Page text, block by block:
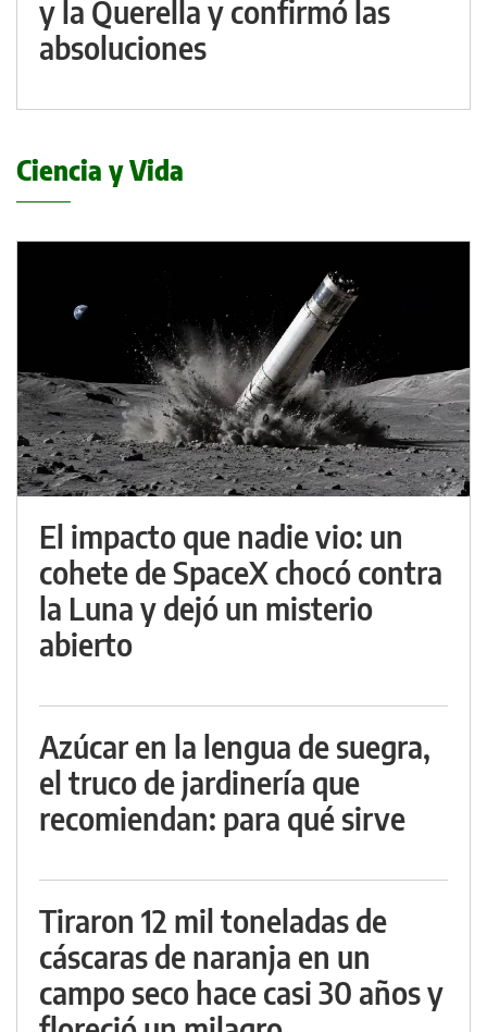
y la Querella y confirmó las
absoluciones
Ciencia y Vida
El impacto que nadie vio: un
cohete de SpaceX chocó contra
la Luna y dejó un misterio
abierto
Azúcar en la lengua de suegra,
el truco de jardinería que
recomiendan: para qué sirve
Tiraron 12 mil toneladas de
cáscaras de naranja en un
campo seco hace casi 30 años y